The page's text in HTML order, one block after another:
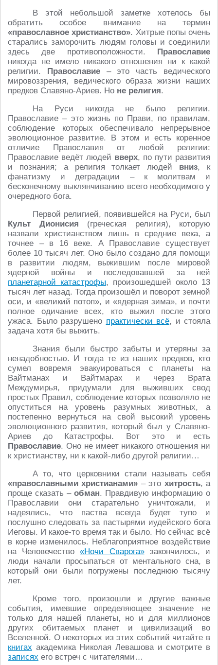
В этой небольшой заметке хотелось бы
обратить особое внимание на термин
«православное христианство». Хитрые попы очень
старались заморочить людям головы и соединили
здесь две противоположности. Православие
никогда не имело никакого отношения ни к какой
религии. Православие– это часть ведического
мировоззрения, ведического образа жизни наших
предков Славяно-Ариев. Но не религия.
На Руси никогда не было религии.
Православие – это жизнь по Прави, по правилам,
соблюдение которых обеспечивало непрерывное
эволюционное развитие. В этом и есть коренное
отличие Православия от любой религии:
Православие ведёт людей вверх, по пути развития
и познания; а религия толкает людей вниз, к
фанатизму и деградации – к молитвам и
бесконечному выклянчиванию всего необходимого у
очередного бога.
Первой религией, появившейся на Руси, был
Культ Дионисия (греческая религия), которую
назвали христианством лишь в средние века, а
точнее – в 16 веке. А Православие существует
более 10 тысяч лет. Оно было создано для помощи
в развитии людям, выжившим после мировой
ядерной войны и последовавшей за ней
планетарной катастрофы, произошедшей около 13
тысяч лет назад. Тогда произошёл и поворот земной
оси, и «великий потоп», и «ядерная зима», и почти
полное одичание всех, кто выжил после этого
ужаса. Было разрушено практически всё, и стояла
задача хотя бы выжить.
Знания были быстро забыты и утеряны за
ненадобностью. И тогда те из наших предков, кто
сумел вовремя эвакуироваться с планеты на
Вайтманах и Вайтмарах и через Врата
Междумирья, придумали для выживших свод
простых Правил, соблюдение которых позволяло не
опуститься на уровень разумных животных, а
постепенно вернуться на свой высокий уровень
эволюционного развития, который был у Славяно-
Ариев до Катастрофы. Вот это и есть
Православие. Оно не имеет никакого отношения ни
к христианству, ни к какой-либо другой религии…
А то, что церковники стали называть себя
«православными христианами» – это хитрость, а
проще сказать – обман. Правдивую информацию о
Православии они старательно уничтожали, и
надеялись, что паства всегда будет тупо и
послушно следовать за пастырями иудейского бога
Иеговы. И какое-то время так и было. Но сейчас всё
в корне изменилось. Неблагоприятное воздействие
на Человечество«Ночи Сварога»закончилось, и
люди начали просыпаться от ментального сна, в
который они были погружены последнюю тысячу
лет.
Кроме того, произошли и другие важные
события, имевшие определяющее значение не
только для нашей планеты, но и для миллионов
других обитаемых планет и цивилизаций во
Вселенной. О некоторых из этих событий читайте в
книгах академика Николая Левашова и смотрите в
записях его встреч с читателями…